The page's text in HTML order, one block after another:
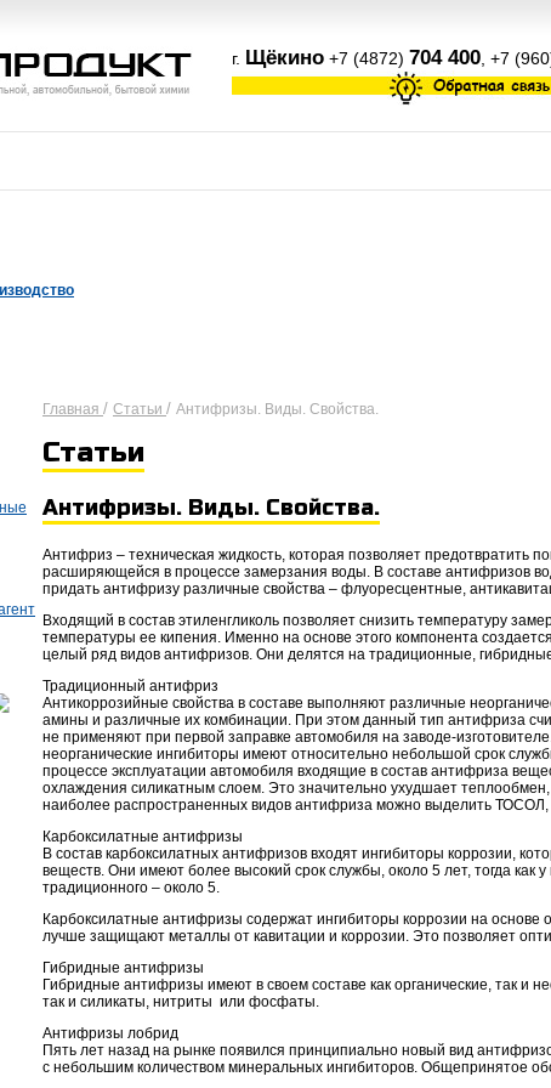
г. Щёкино +7 (4872) 704 400 , +7
Главная / Статьи / Антифризы. Виды. Свойства.
Статьи
Антифризы. Виды. Свойства.
Антифриз – техническая жидкость, которая позволяет предотвратить
расширяющейся в процессе замерзания воды. В составе антифризов
придать антифризу различные свойства – флуоресцентные,
Входящий в состав этиленгликоль позволяет снизить температуру
температуры ее кипения. Именно на основе этого компонента
целый ряд видов антифризов. Они делятся на традиционные,
Традиционный антифриз
Антикоррозийные свойства в составе выполняют различные
амины и различные их комбинации. При этом данный тип антифриза
не применяют при первой заправке автомобиля на заводе-
неорганические ингибиторы имеют относительно небольшой срок
процессе эксплуатации автомобиля входящие в состав антифриза
охлаждения силикатным слоем. Это значительно ухудшает
наиболее распространенных видов антифриза можно выделить
Карбоксилатные антифризы
В состав карбоксилатных антифризов входят ингибиторы коррозии,
веществ. Они имеют более высокий срок службы, около 5 лет, тогда как
традиционного – около 5.
Карбоксилатные антифризы содержат ингибиторы коррозии на основе
лучше защищают металлы от кавитации и коррозии. Это позволяет
Гибридные антифризы
Гибридные антифризы имеют в своем составе как органические, так и
так и силикаты, нитриты или фосфаты.
Антифризы лобрид
Пять лет назад на рынке появился принципиально новый вид
с небольшим количеством минеральных ингибиторов. Общепринятое